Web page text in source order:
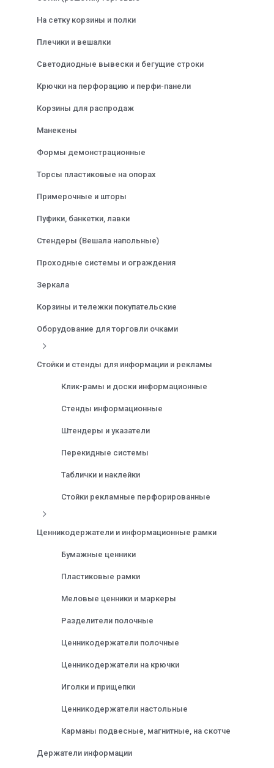
На сетку корзины и полки
Плечики и вешалки
Светодиодные вывески и бегущие строки
Крючки на перфорацию и перфи-панели
Корзины для распродаж
Манекены
Формы демонстрационные
Торсы пластиковые на опорах
Примерочные и шторы
Пуфики, банкетки, лавки
Стендеры (Вешала напольные)
Проходные системы и ограждения
Зеркала
Корзины и тележки покупательские
Оборудование для торговли очками
Стойки и стенды для информации и рекламы
Клик-рамы и доски информационные
Стенды информационные
Штендеры и указатели
Перекидные системы
Таблички и наклейки
Стойки рекламные перфорированные
Ценникодержатели и информационные рамки
Бумажные ценники
Пластиковые рамки
Меловые ценники и маркеры
Разделители полочные
Ценникодержатели полочные
Ценникодержатели на крючки
Иголки и прищепки
Ценникодержатели настольные
Карманы подвесные, магнитные, на скотче
Держатели информации